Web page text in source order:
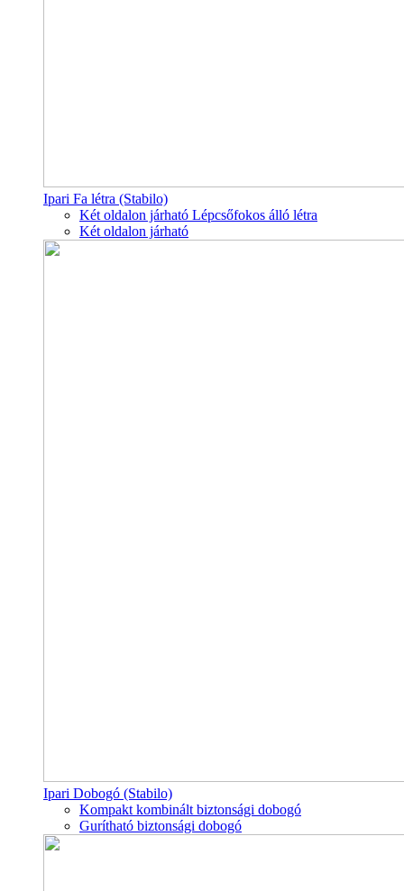
Ipari Fa létra (Stabilo)
Két oldalon járható Lépcsőfokos álló létra
Két oldalon járható
Ipari Dobogó (Stabilo)
Kompakt kombinált biztonsági dobogó
Gurítható biztonsági dobogó